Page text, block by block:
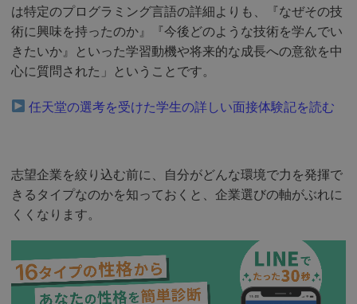
は特定のプログラミング言語の詳細よりも、『なぜその技
術に興味を持ったのか』『今後どのような技術を学んでい
きたいか』といった学習動機や将来的な成長への意欲を中
心に質問された」ということです。
任天堂の選考を受けた学生の詳しい面接体験記を読む
志望企業を絞り込む前に、自分がどんな環境で力を発揮で
きるタイプなのかを知っておくと、企業選びの軸がぶれに
くくなります。